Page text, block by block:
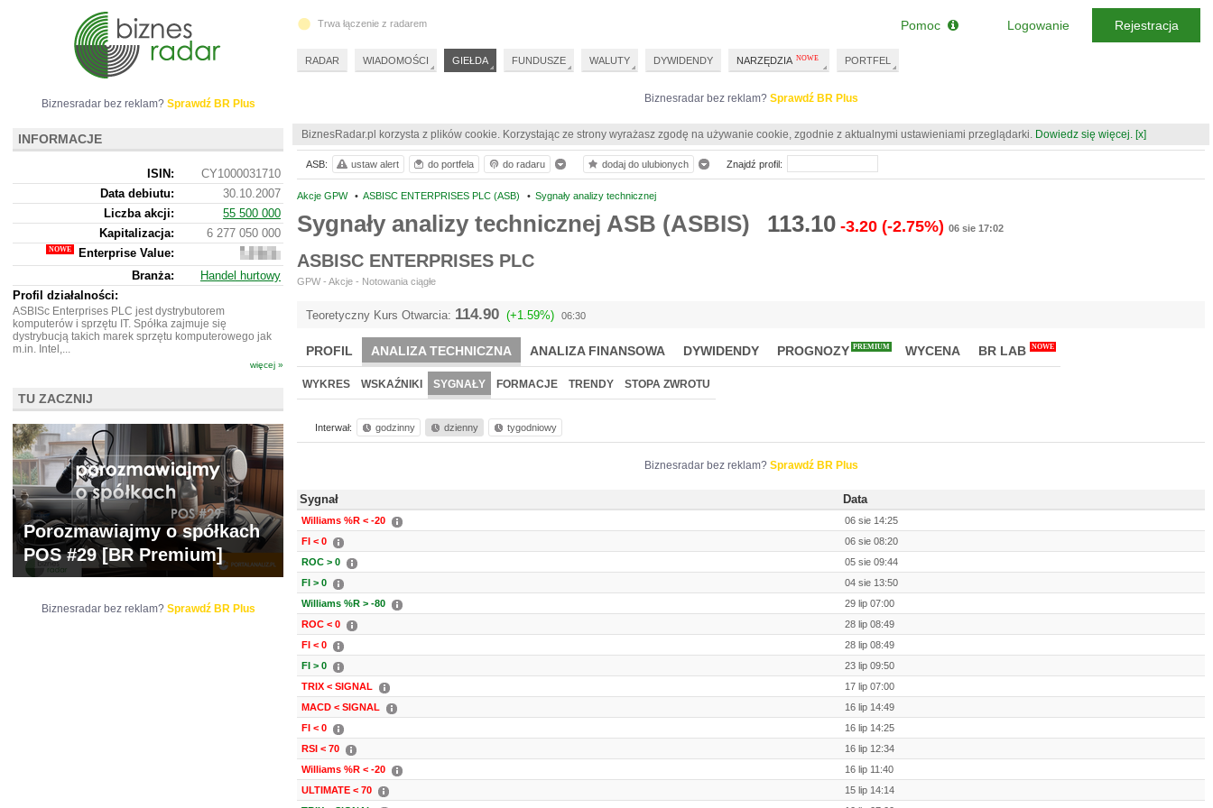
Biznesradar bez reklam? Sprawdź BR Plus
BiznesRadar.pl korzysta z plików cookie. Korzystając ze strony wyrażasz zgodę na używanie cookie, zgodnie z aktualnymi ustawieniami przeglądarki. Dowiedz się więcej. [x]
Akcje GPW • ASBISC ENTERPRISES PLC (ASB) • Sygnały analizy technicznej
Sygnały analizy technicznej ASB (ASBIS) 113.10 -3.20 (-2.75%) 06 sie 17:02
ASBISC ENTERPRISES PLC
GPW - Akcje - Notowania ciągłe
Teoretyczny Kurs Otwarcia: 114.90 (+1.59%) 06:30
PROFIL ANALIZA TECHNICZNA ANALIZA FINANSOWA DYWIDENDY PROGNOZY PREMIUM WYCENA BR LAB NOWE
WYKRES WSKAŹNIKI SYGNAŁY FORMACJE TRENDY STOPA ZWROTU
Interwał: godzinny dzienny tygodniowy
Biznesradar bez reklam? Sprawdź BR Plus
Sygnał Data
Williams %R < -20
06 sie 14:25
FI < 0
06 sie 08:20
ROC > 0
05 sie 09:44
FI > 0
04 sie 13:50
Williams %R > -80
29 lip 07:00
ROC < 0
28 lip 08:49
FI < 0
28 lip 08:49
FI > 0
23 lip 09:50
TRIX < SIGNAL
17 lip 07:00
MACD < SIGNAL
16 lip 14:49
FI < 0
16 lip 14:25
RSI < 70
16 lip 12:34
Williams %R < -20
16 lip 11:40
ULTIMATE < 70
15 lip 14:14
ASB: ustaw alert do portfela do radaru dodaj do ulubionych Znajdź profil:
Biznesradar bez reklam? Sprawdź BR Plus
INFORMACJE
ISIN:
CY1000031710
Data debiutu:
30.10.2007
Liczba akcji:
55 500 000
Kapitalizacja:
6 277 050 000
Enterprise Value:
6
256
514
Branża:
Handel hurtowy
Profil działalności:
ASBISc Enterprises PLC jest dystrybutorem
komputerów i sprzętu IT. Spółka zajmuje się
dystrybucją takich marek sprzętu komputerowego jak
m.in. Intel,...
więcej »
TU ZACZNIJ
Porozmawiajmy o spółkach
POS #29 [BR Premium]
Biznesradar bez reklam? Sprawdź BR Plus
Trwa łączenie z radarem
RADAR WIADOMOŚCI GIEŁDA FUNDUSZE WALUTY DYWIDENDY NARZĘDZIA PORTFEL
Pomoc Logowanie Rejestracja